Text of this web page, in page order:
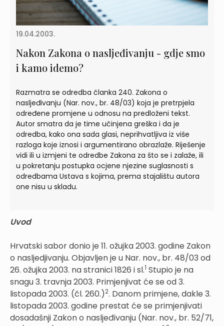
19.04.2003.
Nakon Zakona o nasljeđivanju - gdje smo
i kamo idemo?
Razmatra se odredba članka 240. Zakona o
nasljeđivanju (Nar. nov., br. 48/03) koja je pretrpjela
određene promjene u odnosu na predloženi tekst.
Autor smatra da je time učinjena greška i da je
odredba, kako ona sada glasi, neprihvatljiva iz više
razloga koje iznosi i argumentirano obrazlaže. Riješenje
vidi ili u izmjeni te odredbe Zakona za što se i zalaže, ili
u pokretanju postupka ocjene njezine suglasnosti s
odredbama Ustava s kojima, prema stajalištu autora
one nisu u skladu.
Uvod
Hrvatski sabor donio je 11. ožujka 2003. godine Zakon
o nasljedjivanju. Objavljen je u Nar. nov., br. 48/03 od
26. ožujka 2003. na stranici 1826 i sl.1 Stupio je na
snagu 3. travnja 2003. Primjenjivat će se od 3.
listopada 2003. (čl. 260.)2. Danom primjene, dakle 3.
listopada 2003. godine prestat će se primjenjivati
dosadašnji Zakon o nasljeđivanju (Nar. nov., br. 52/71,